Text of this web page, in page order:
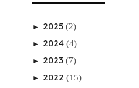
► 2025 (2)
► 2024 (4)
► 2023 (7)
► 2022 (15)